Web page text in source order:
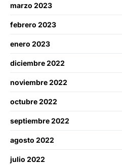
marzo 2023
febrero 2023
enero 2023
diciembre 2022
noviembre 2022
octubre 2022
septiembre 2022
agosto 2022
julio 2022